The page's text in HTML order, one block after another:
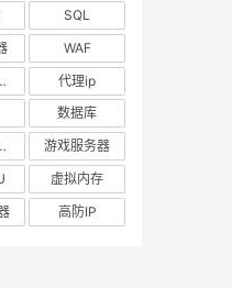
SQL
WAF
出租
代理ip
数据库
务器
游戏服务器
虚拟内存
高防IP